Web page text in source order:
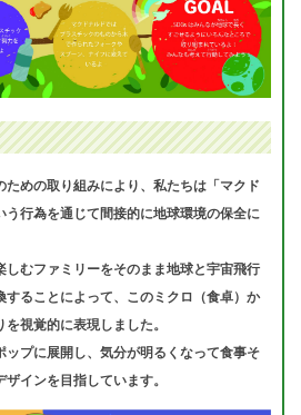
めの取り組みにより、私たちは「マクド
行為を通じて間接的に地球環境の保全に
むファミリーをそのまま地球と宇宙飛行
することによって、このミクロ（食卓）か
視覚的に表現しました。
プに展開し、気分が明るくなって食事そ
インを目指しています。